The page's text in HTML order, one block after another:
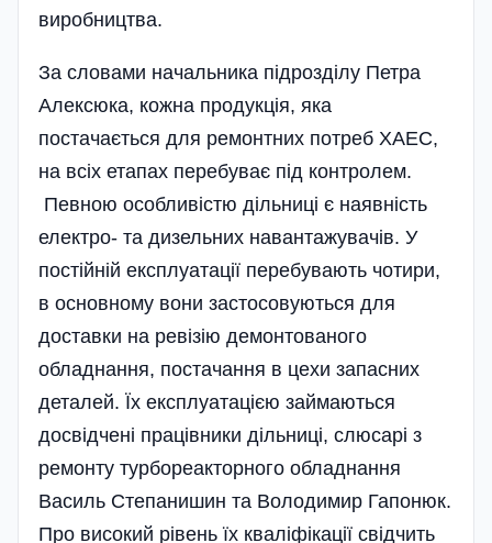
виробництва.
За словами начальника підрозділу Петра
Алексюка, кожна продукція, яка
постачається для ремонтних потреб ХАЕС,
на всіх етапах перебуває під контролем.
Певною особ­ливістю діль­ниці є наявність
електро- та дизельних навантажувачів. У
постійній експлуатації перебувають чотири,
в основному вони застосовуються для
доставки на ревізію демонтованого
обладнання, постачання в цехи запасних
деталей. Їх експлуатацією займаються
досвідчені працівники дільниці, слюсарі з
ремонту турбореакторного обладнання
Василь Степанишин та Володимир Гапонюк.
Про високий рівень їх кваліфікації свідчить